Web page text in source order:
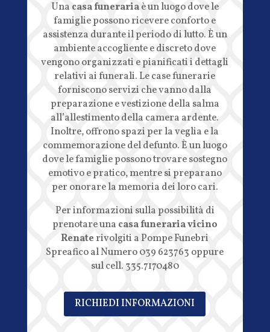
Una casa funerariaè un luogo dove le
famiglie possono ricevere conforto e
assistenza durante il periodo di lutto. È un
ambiente accogliente e discreto dove
vengono organizzati e pianificati i dettagli
relativi ai funerali. Le case funerarie
forniscono servizi che vanno dalla
preparazione e vestizione della salma
all’allestimento della camera ardente.
Inoltre, offrono spazi per la veglia e la
commemorazione del defunto. È un luogo
dove le famiglie possono trovare sostegno
emotivo e pratico, mentre si preparano
per onorare la memoria dei loro cari.
Per informazioni sulla possibilità di
prenotare una casa funeraria vicino
Renate rivolgiti a Pompe Funebri
Spreafico al Numero 039 623763 oppure
sul cell. 335.7170480
RICHIEDI INFORMAZIONI